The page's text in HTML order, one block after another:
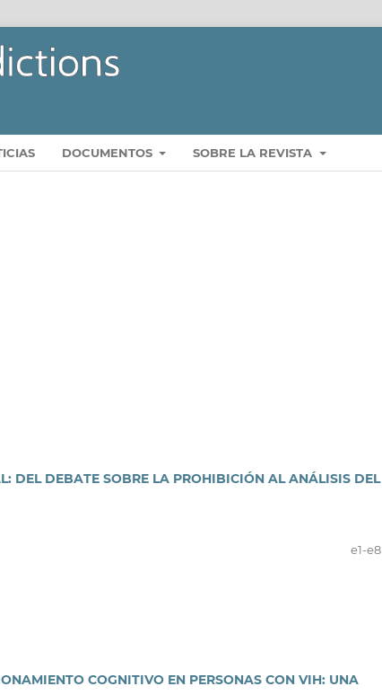
DOCUMENTOS SOBRE LA REVISTA
DEL DEBATE SOBRE LA PROHIBICIÓN AL ANÁLISIS DEL
e1-e8
COGNITIVO EN PERSONAS CON VIH: UNA